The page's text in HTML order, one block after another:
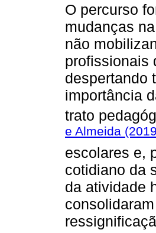
O percurso
mudanças
não
profissionais
despertando
importância
trato
e Almeida (2019
escolares e,
cotidiano da
da atividade